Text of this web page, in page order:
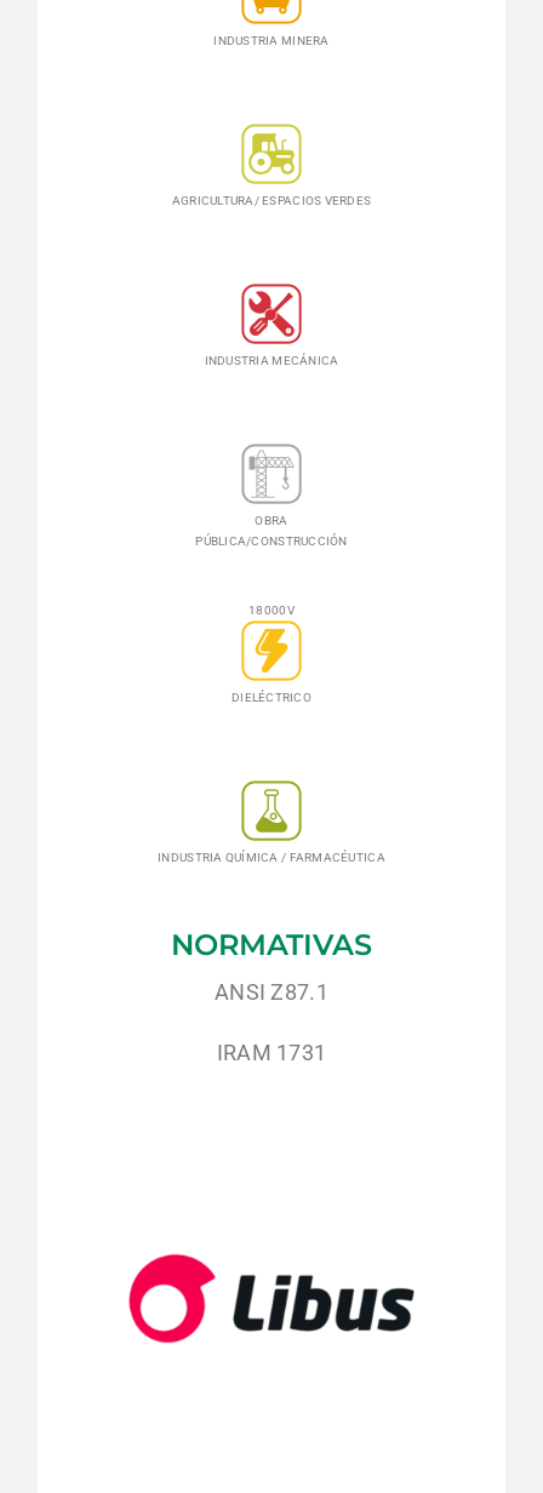
INDUSTRIA MINERA
AGRICULTURA/ ESPACIOS VERDES
INDUSTRIA MECÁNICA
OBRA
PÚBLICA/CONSTRUCCIÓN
18000V
DIELÉCTRICO
INDUSTRIA QUÍMICA / FARMACÉUTICA
NORMATIVAS
ANSI Z87.1
IRAM 1731